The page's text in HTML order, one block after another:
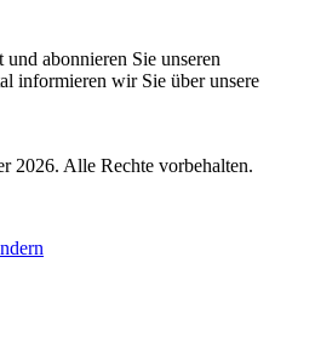
abonnieren Sie unseren
informieren wir Sie über unsere
2026. Alle Rechte vorbehalten.